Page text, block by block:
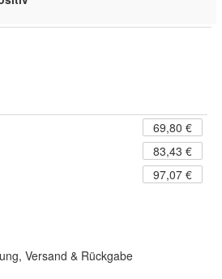
69,80 €
83,43 €
97,07 €
Versand & Rückgabe